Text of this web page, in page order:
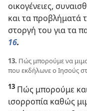
οικογένειες,
και τα προβλήματά
στοργή του για τα
16.
13. Πώς μπορούμε να
που εκδήλωνε ο Ιησούς
13 Πώς μπορούμε
ισορροπία καθώς